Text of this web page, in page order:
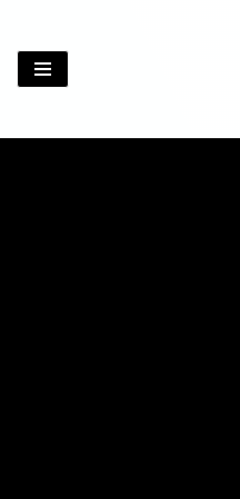
Zum
Inhalt